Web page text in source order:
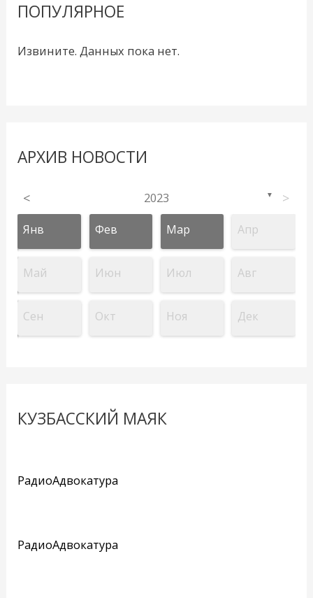
ПОПУЛЯРНОЕ
Извините. Данных пока нет.
АРХИВ НОВОСТИ
< 2023 ▼ >
Янв Фев Мар Апр
Май Июн Июл Авг
Сен Окт Ноя Дек
КУЗБАССКИЙ МАЯК
РадиоАдвокатура
РадиоАдвокатура